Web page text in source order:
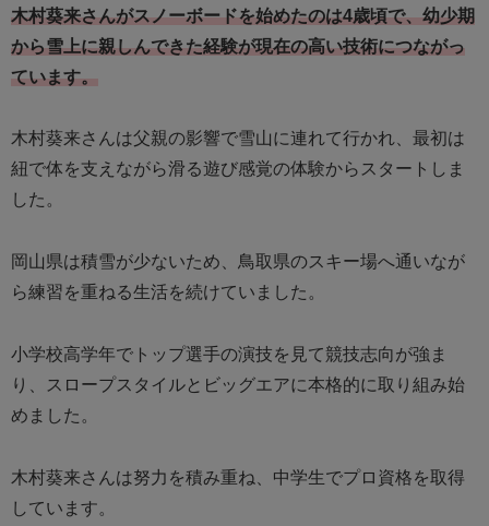
木村葵来さんがスノーボードを始めたのは4歳頃で、幼少期
から雪上に親しんできた経験が現在の高い技術につながっ
ています。
木村葵来さんは父親の影響で雪山に連れて行かれ、最初は
紐で体を支えながら滑る遊び感覚の体験からスタートしま
した。
岡山県は積雪が少ないため、鳥取県のスキー場へ通いなが
ら練習を重ねる生活を続けていました。
小学校高学年でトップ選手の演技を見て競技志向が強ま
り、スロープスタイルとビッグエアに本格的に取り組み始
めました。
木村葵来さんは努力を積み重ね、中学生でプロ資格を取得
しています。